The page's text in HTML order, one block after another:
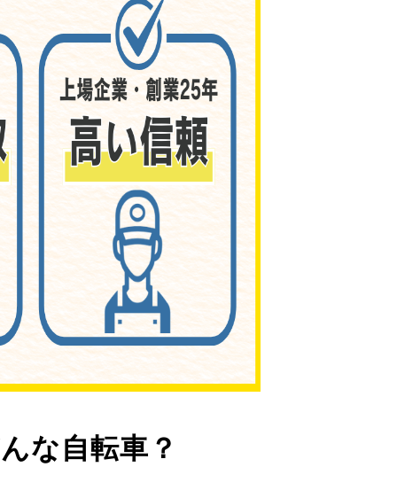
な自転車？